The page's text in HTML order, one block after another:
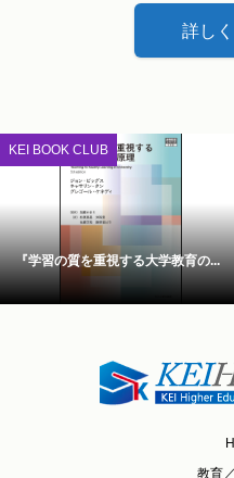
詳し
KEI BOOK CLUB
『学習の質を重視する大学教育の...
教育